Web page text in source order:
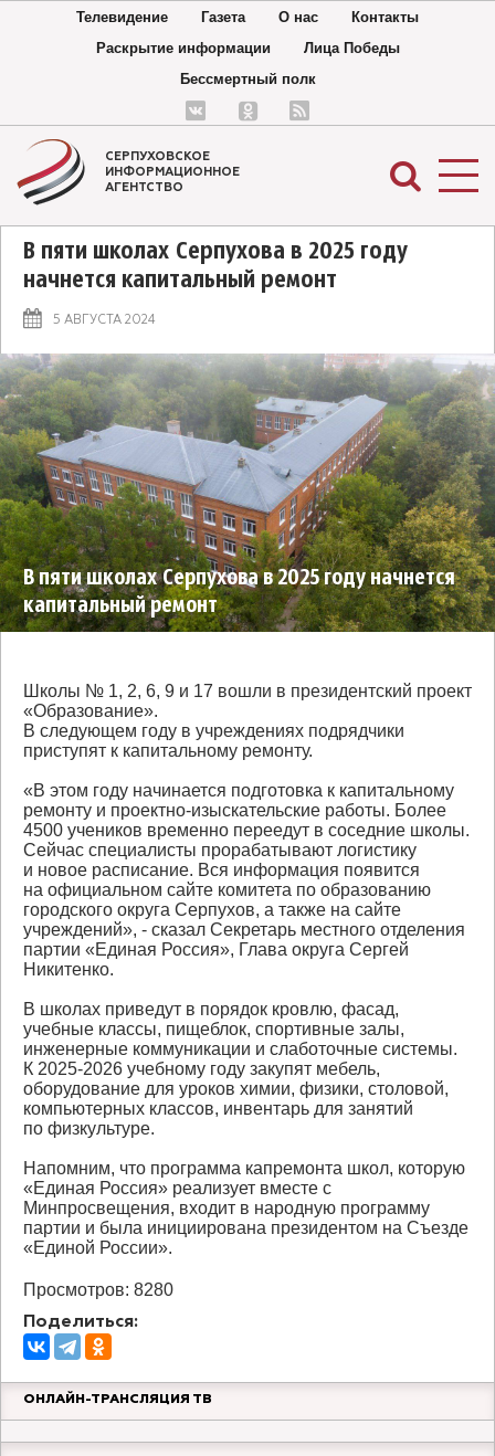
Телевидение Газета О нас
Контакты
Раскрытие информации
Лица Победы
Бессмертный полк
СЕРПУХОВСКОЕ
ИНФОРМАЦИОННОЕ
АГЕНТСТВО
В пяти школах Серпухова в 2025 году
начнется капитальный ремонт
5 АВГУСТА 2024
В пяти школах Серпухова в 2025 году начнется
капитальный ремонт
Школы № 1, 2, 6, 9 и 17 вошли в президентский проект
«Образование».
В следующем году в учреждениях подрядчики
приступят к капитальному ремонту.
«В этом году начинается подготовка к капитальному
ремонту и проектно-изыскательские работы. Более
4500 учеников временно переедут в соседние школы.
Сейчас специалисты прорабатывают логистику
и новое расписание. Вся информация появится
на официальном сайте комитета по образованию
городского округа Серпухов, а также на сайте
учреждений», - сказал Секретарь местного отделения
партии «Единая Россия», Глава округа Сергей
Никитенко.
В школах приведут в порядок кровлю, фасад,
учебные классы, пищеблок, спортивные залы,
инженерные коммуникации и слаботочные системы.
К 2025-2026 учебному году закупят мебель,
оборудование для уроков химии, физики, столовой,
компьютерных классов, инвентарь для занятий
по физкультуре.
Напомним, что программа капремонта школ, которую
«Единая Россия» реализует вместе с
Минпросвещения, входит в народную программу
партии и была инициирована президентом на Съезде
«Единой России».
Просмотров: 8280
Поделиться:
ОНЛАЙН-ТРАНСЛЯЦИЯ ТВ